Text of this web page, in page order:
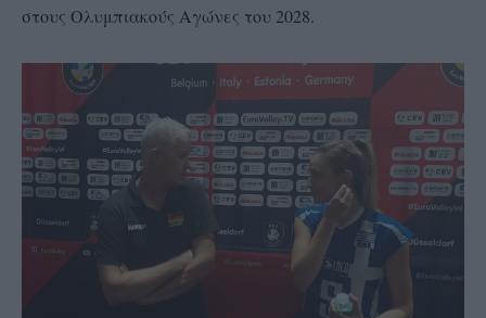
στους Ολυμπιακούς Αγώνες του 2028.